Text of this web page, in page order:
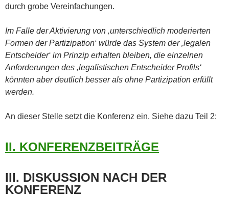
durch grobe Vereinfachungen.
Im Falle der Aktivierung von ‚unterschiedlich moderierten
Formen der Partizipation‘ würde das System der ‚legalen
Entscheider‘ im Prinzip erhalten bleiben, die einzelnen
Anforderungen des ‚legalistischen Entscheider Profils‘
könnten aber deutlich besser als ohne Partizipation erfüllt
werden.
An dieser Stelle setzt die Konferenz ein. Siehe dazu Teil 2:
II. KONFERENZBEITRÄGE
III. DISKUSSION NACH DER
KONFERENZ